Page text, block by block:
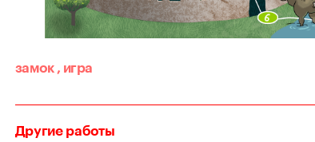
замок , игра
Другие работы